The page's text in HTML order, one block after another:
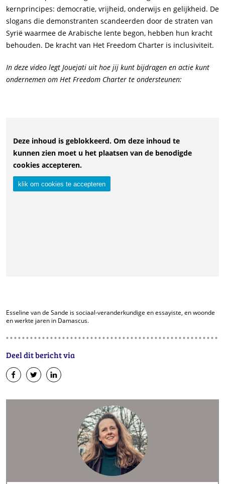
kernprincipes: democratie, vrijheid, onderwijs en gelijkheid. De
slogans die demonstranten scandeerden door de straten van
Syrië waarmee de Arabische lente begon, hebben hun kracht
behouden. De kracht van Het Freedom Charter is inclusiviteit.
In deze video legt Jouejati uit hoe jij kunt bijdragen en actie kunt
ondernemen om Het Freedom Charter te ondersteunen:
Deze inhoud is geblokkeerd. Om deze inhoud te
kunnen zien moet u het plaatsen van de benodigde
cookies accepteren.
klik om cookies te accepteren
Esseline van de Sande is sociaal-veranderkundige en essayiste, en woonde
en werkte jaren in Damascus.
Deel dit bericht via
op
Facebook
op
Twitter
op
LinkedIn